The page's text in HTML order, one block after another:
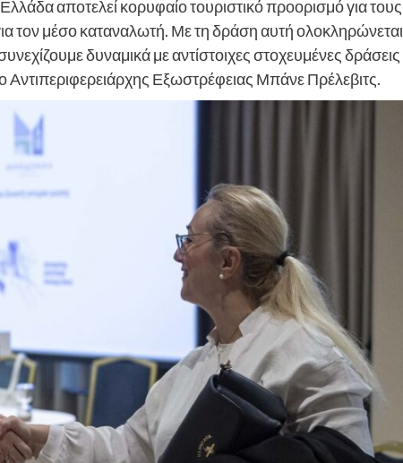
αποτελεί κορυφαίο τουριστικό προορισμό για τους
τον μέσο καταναλωτή. Με τη δράση αυτή ολοκληρώνεται
δυναμικά με αντίστοιχες στοχευμένες δράσεις
Εξωστρέφειας Μπάνε Πρέλεβιτς.